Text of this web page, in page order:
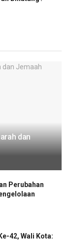
dan
Perubahan
42, Wali Kota: